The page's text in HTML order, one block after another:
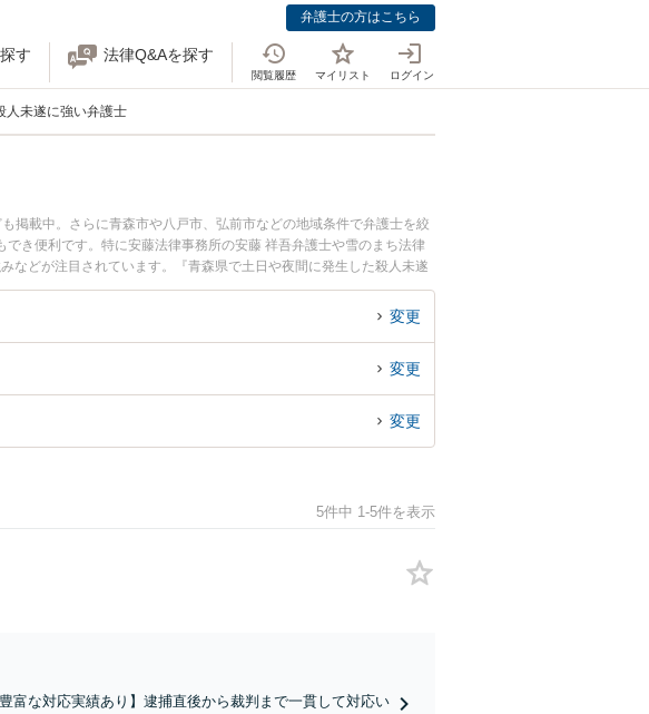
弁護士の方はこちら
す 法律Q&Aを探す
閲覧履歴 マイリスト ログイン
人未遂に強い弁護士
掲載中。さらに青森市や八戸市、弘前市などの地域条件で弁護士を絞
き便利です。特に安藤法律事務所の安藤 祥吾弁護士や雪のまち法律
などが注目されています。『青森県で土日や夜間に発生した殺人未遂
い』『初回相談無料で殺人未遂を法律相談できる青森県内の弁護士に
変更
変更
変更
5件中 1-5件を表示
富な対応実績あり】逮捕直後から裁判まで一貫して対応い